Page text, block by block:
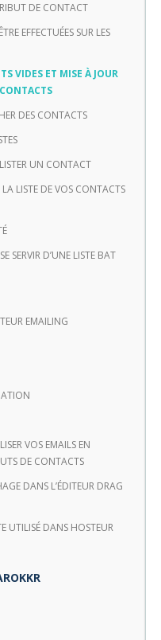
DE CONTACT
EFFECTUÉES SUR LES
VIDES ET MISE À JOUR
DES CONTACTS
UN CONTACT
LISTE DE VOS CONTACTS
SERVIR D’UNE LISTE BAT
EMAILING
VOS EMAILS EN
DE CONTACTS
DANS L’ÉDITEUR DRAG
UTILISÉ DANS HOSTEUR